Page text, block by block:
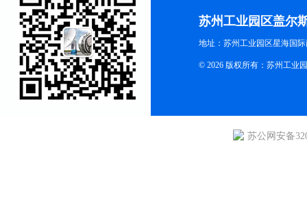
苏州工业园区盖尔
地址：苏州工业园区星海国
© 2026 版权所有：苏州工业
苏公网安备